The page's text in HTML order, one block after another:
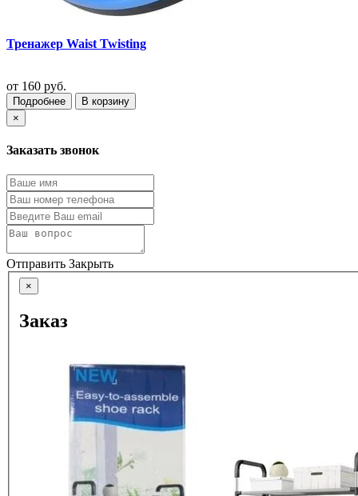
Тренажер Waist Twisting
от 160 руб.
Подробнее
В корзину
×
Заказать звонок
Отправить Закрыть
×
Заказ